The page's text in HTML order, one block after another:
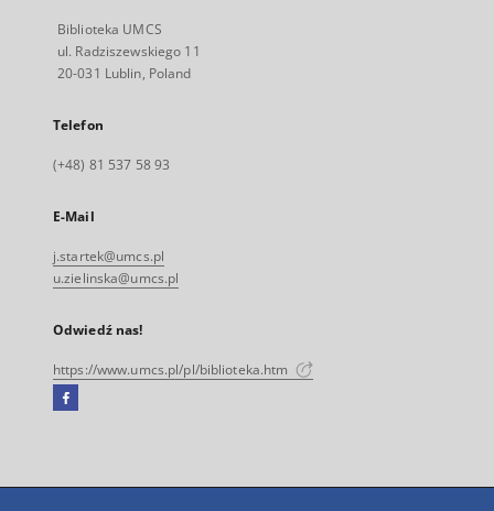
Biblioteka UMCS
ul. Radziszewskiego 11
20-031 Lublin, Poland
Telefon
(+48) 81 537 58 93
E-Mail
j.startek@umcs.pl
u.zielinska@umcs.pl
Odwiedź nas!
https://www.umcs.pl/pl/biblioteka.htm
Facebook
się